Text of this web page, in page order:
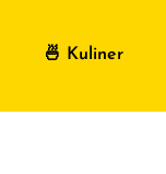
🍜 Kuliner